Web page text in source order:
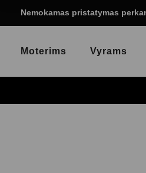
Nemokamas pristatymas
Moterims Vyrams